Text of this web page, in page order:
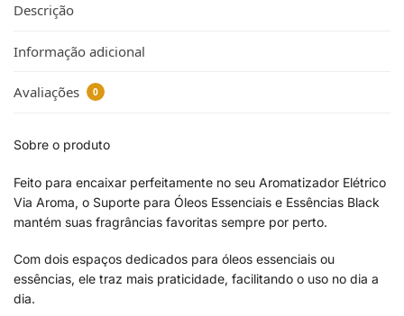
Descrição
Informação adicional
Avaliações 0
Sobre o produto
Feito para encaixar perfeitamente no seu Aromatizador Elétrico
Via Aroma, o Suporte para Óleos Essenciais e Essências Black
mantém suas fragrâncias favoritas sempre por perto.
Com dois espaços dedicados para óleos essenciais ou
essências, ele traz mais praticidade, facilitando o uso no dia a
dia.